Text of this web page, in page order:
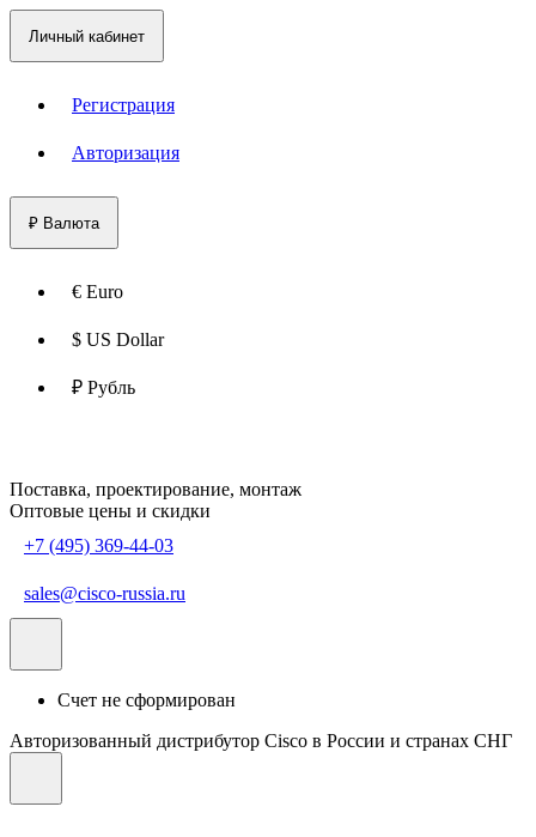
Личный кабинет
Регистрация
Авторизация
₽ Валюта
€ Euro
$ US Dollar
₽ Рубль
Поставка, проектирование, монтаж
Оптовые цены и скидки
+7 (495) 369-44-03
sales@cisco-russia.ru
Счет не сформирован
Авторизованный дистрибутор Cisco в России и странах СНГ